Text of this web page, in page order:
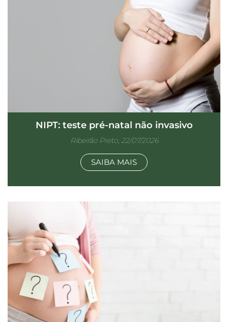
NIPT: teste pré-natal não invasivo
Ribeirão Preto, 22/07/2026
SAIBA MAIS